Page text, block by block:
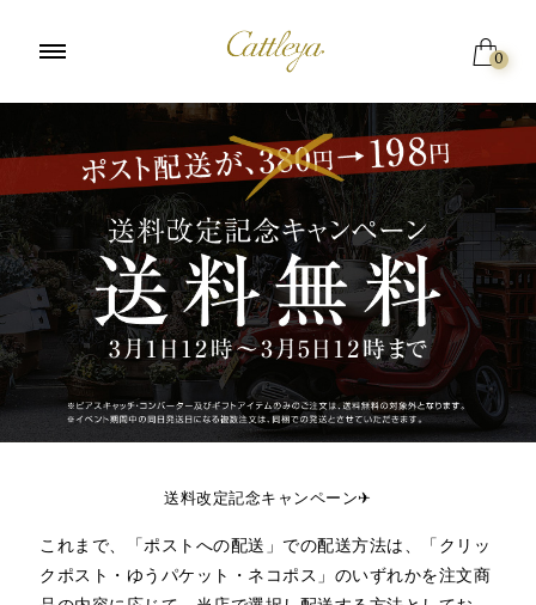
0
送料改定記念キャンペーン✈
これまで、「ポストへの配送」での配送方法は、「クリッ
クポスト・ゆうパケット・ネコポス」のいずれかを注文商